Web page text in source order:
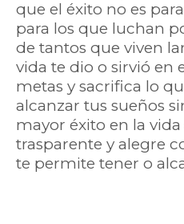
que el éxito no es
para los que luchan
de tantos que viven
vida te dio o sirvió en
metas y sacrifica lo
alcanzar tus sueños
mayor éxito en la
trasparente y alegre
te permite tener o